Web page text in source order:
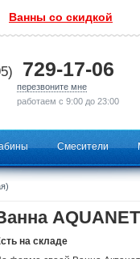
Ванны со скидкой
729-17-06
перезвоните мне
работаем с 9:00 до 23:00
Смесители
на складе